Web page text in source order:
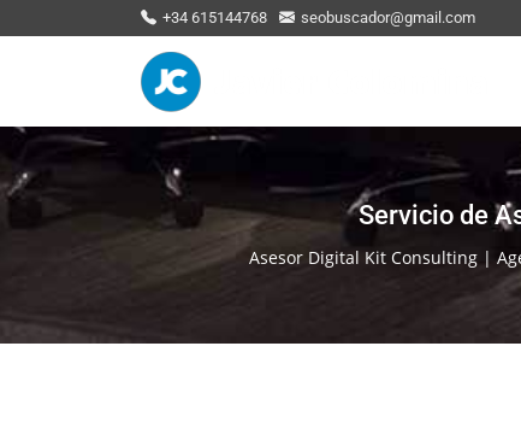
+34 615144768 seobuscador@gmail.com
Servicio de
Asesor Digital Kit Consulting |